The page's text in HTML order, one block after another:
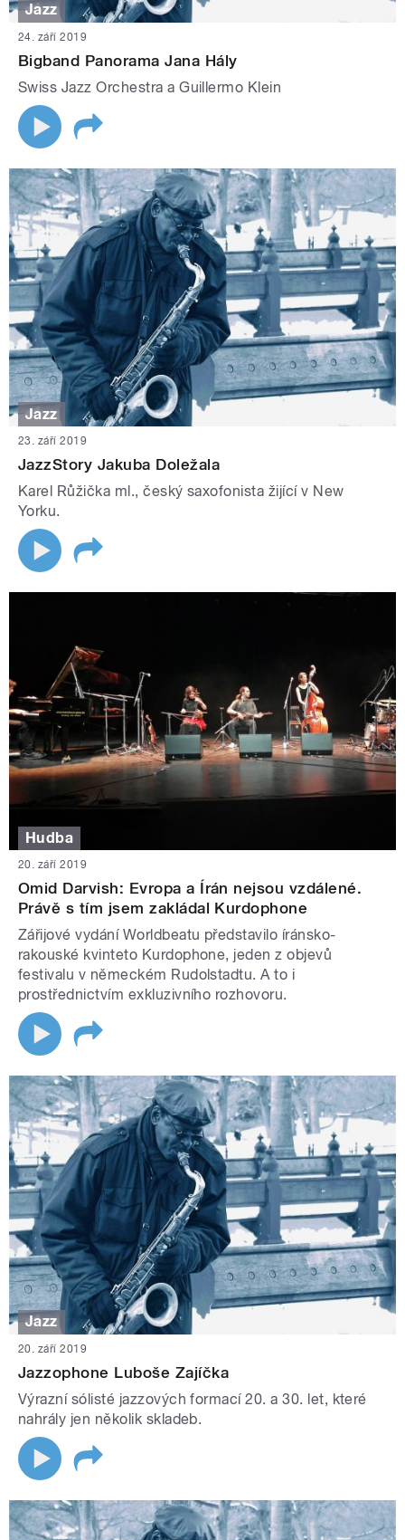
Jazz
24. září 2019
Bigband Panorama Jana Hály
Swiss Jazz Orchestra a Guillermo Klein
Jazz
23. září 2019
JazzStory Jakuba Doležala
Karel Růžička ml., český saxofonista žijící v New
Yorku.
Hudba
20. září 2019
Omid Darvish: Evropa a Írán nejsou vzdálené.
Právě s tím jsem zakládal Kurdophone
Zářijové vydání Worldbeatu představilo íránsko-
rakouské kvinteto Kurdophone, jeden z objevů
festivalu v německém Rudolstadtu. A to i
prostřednictvím exkluzivního rozhovoru.
Jazz
20. září 2019
Jazzophone Luboše Zajíčka
Výrazní sólisté jazzových formací 20. a 30. let, které
nahrály jen několik skladeb.